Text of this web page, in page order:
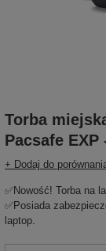
Torba
Pacsafe
+ Dodaj do
✅Nowość! Torba na
✅Posiada
laptop.